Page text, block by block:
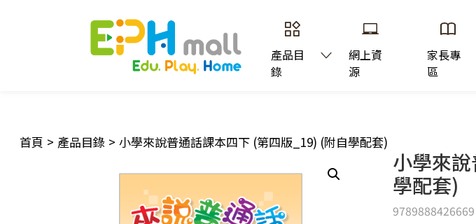
產品目
錄
網上資
源
家長專
區
首頁 > 產品目錄 > 小學來說普通話課本四下 (第四版_19) (附自學配套)
小學來
學配套)
9789888426669